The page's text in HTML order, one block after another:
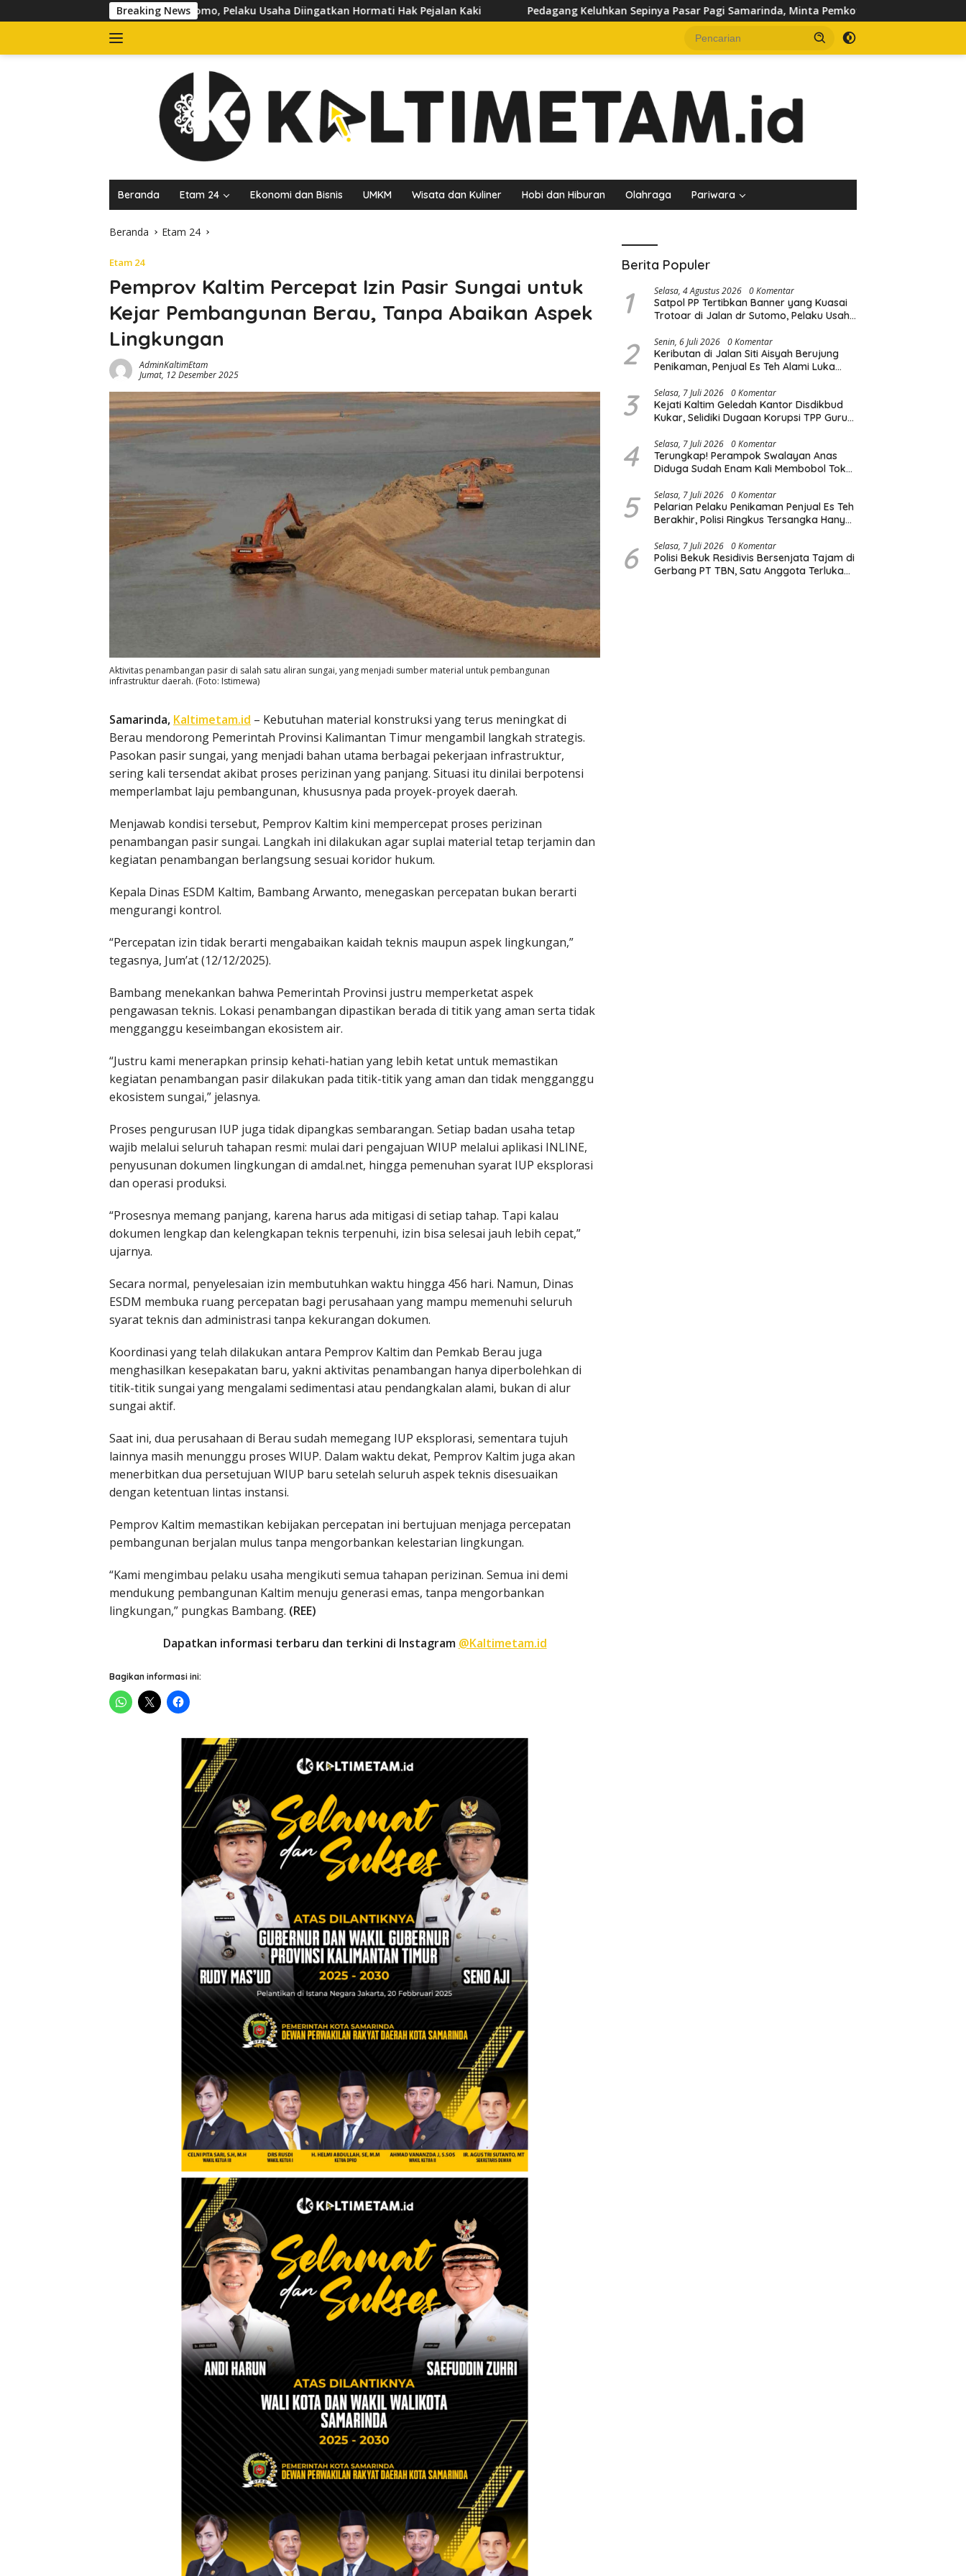
ke
Breaking News
dr Sutomo, Pelaku Usaha Diingatkan Hormati Hak Pejalan Kaki Pedagang Keluhkan Sepinya Pasar Pagi Samarinda, Minta Pemkot Evaluasi Penataan Kios hingga Tarif Retribusi
Beranda Etam 24 Ekonomi dan Bisnis UMKM Wisata dan Kuliner Hobi dan Hiburan Olahraga Pariwara
Beranda Etam 24
Etam 24
Pemprov Kaltim Percepat Izin Pasir Sungai untuk
Kejar Pembangunan Berau, Tanpa Abaikan Aspek
Lingkungan
AdminKaltimEtam
Jumat, 12 Desember 2025
Aktivitas penambangan pasir di salah satu aliran sungai, yang menjadi sumber material untuk pembangunan
infrastruktur daerah. (Foto: Istimewa)
Samarinda, Kaltimetam.id – Kebutuhan material konstruksi yang terus meningkat di
Berau mendorong Pemerintah Provinsi Kalimantan Timur mengambil langkah strategis.
Pasokan pasir sungai, yang menjadi bahan utama berbagai pekerjaan infrastruktur,
sering kali tersendat akibat proses perizinan yang panjang. Situasi itu dinilai berpotensi
memperlambat laju pembangunan, khususnya pada proyek-proyek daerah.
Menjawab kondisi tersebut, Pemprov Kaltim kini mempercepat proses perizinan
penambangan pasir sungai. Langkah ini dilakukan agar suplai material tetap terjamin dan
kegiatan penambangan berlangsung sesuai koridor hukum.
Kepala Dinas ESDM Kaltim, Bambang Arwanto, menegaskan percepatan bukan berarti
mengurangi kontrol.
“Percepatan izin tidak berarti mengabaikan kaidah teknis maupun aspek lingkungan,”
tegasnya, Jum’at (12/12/2025).
Bambang menekankan bahwa Pemerintah Provinsi justru memperketat aspek
pengawasan teknis. Lokasi penambangan dipastikan berada di titik yang aman serta tidak
mengganggu keseimbangan ekosistem air.
“Justru kami menerapkan prinsip kehati-hatian yang lebih ketat untuk memastikan
kegiatan penambangan pasir dilakukan pada titik-titik yang aman dan tidak mengganggu
ekosistem sungai,” jelasnya.
Proses pengurusan IUP juga tidak dipangkas sembarangan. Setiap badan usaha tetap
wajib melalui seluruh tahapan resmi: mulai dari pengajuan WIUP melalui aplikasi INLINE,
penyusunan dokumen lingkungan di amdal.net, hingga pemenuhan syarat IUP eksplorasi
dan operasi produksi.
“Prosesnya memang panjang, karena harus ada mitigasi di setiap tahap. Tapi kalau
dokumen lengkap dan kelengkapan teknis terpenuhi, izin bisa selesai jauh lebih cepat,”
ujarnya.
Secara normal, penyelesaian izin membutuhkan waktu hingga 456 hari. Namun, Dinas
ESDM membuka ruang percepatan bagi perusahaan yang mampu memenuhi seluruh
syarat teknis dan administrasi tanpa kekurangan dokumen.
Koordinasi yang telah dilakukan antara Pemprov Kaltim dan Pemkab Berau juga
menghasilkan kesepakatan baru, yakni aktivitas penambangan hanya diperbolehkan di
titik-titik sungai yang mengalami sedimentasi atau pendangkalan alami, bukan di alur
sungai aktif.
Saat ini, dua perusahaan di Berau sudah memegang IUP eksplorasi, sementara tujuh
lainnya masih menunggu proses WIUP. Dalam waktu dekat, Pemprov Kaltim juga akan
menerbitkan dua persetujuan WIUP baru setelah seluruh aspek teknis disesuaikan
dengan ketentuan lintas instansi.
Pemprov Kaltim memastikan kebijakan percepatan ini bertujuan menjaga percepatan
pembangunan berjalan mulus tanpa mengorbankan kelestarian lingkungan.
“Kami mengimbau pelaku usaha mengikuti semua tahapan perizinan. Semua ini demi
mendukung pembangunan Kaltim menuju generasi emas, tanpa mengorbankan
lingkungan,” pungkas Bambang. (REE)
Dapatkan informasi terbaru dan terkini di Instagram @Kaltimetam.id
Bagikan informasi ini:
Berita Populer
1 Selasa, 4 Agustus 2026 0 Komentar
Satpol PP Tertibkan Banner yang Kuasai
Trotoar di Jalan dr Sutomo, Pelaku Usaha
2 Senin, 6 Juli 2026 0 Komentar
Keributan di Jalan Siti Aisyah Berujung
Penikaman, Penjual Es Teh Alami Luka
3 Selasa, 7 Juli 2026 0 Komentar
Kejati Kaltim Geledah Kantor Disdikbud
Kukar, Selidiki Dugaan Korupsi TPP Guru
4 Selasa, 7 Juli 2026 0 Komentar
Terungkap! Perampok Swalayan Anas
Diduga Sudah Enam Kali Membobol Toko
5 Selasa, 7 Juli 2026 0 Komentar
Pelarian Pelaku Penikaman Penjual Es Teh
Berakhir, Polisi Ringkus Tersangka Hanya
6 Selasa, 7 Juli 2026 0 Komentar
Polisi Bekuk Residivis Bersenjata Tajam di
Gerbang PT TBN, Satu Anggota Terluka